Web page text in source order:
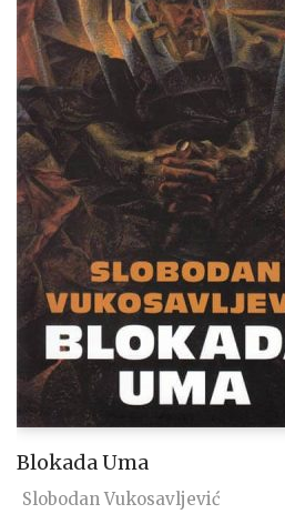
Blokada Uma
Slobodan Vukosavljević